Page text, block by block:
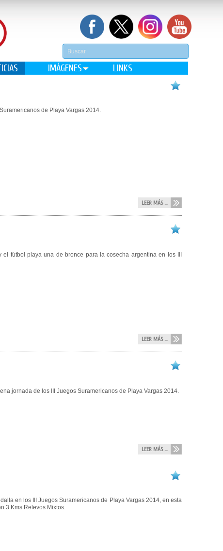
IMÁGENES LINKS
de Playa Vargas 2014.
LEER MÁS ...
fútbol playa una de bronce para la cosecha argentina en los III
LEER MÁS ...
jornada de los III Juegos Suramericanos de Playa Vargas 2014.
LEER MÁS ...
en los III Juegos Suramericanos de Playa Vargas 2014, en esta
3 Kms Relevos Mixtos.